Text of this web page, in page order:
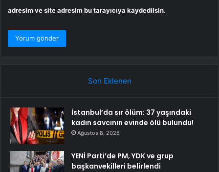
adresim ve site adresim bu tarayıcıya kaydedilsin.
Son Eklenen
İstanbul’da sır ölüm: 37 yaşındaki
kadın savcının evinde ölü bulundu!
Ağustos 8, 2026
YENİ Parti’de PM, YDK ve grup
başkanvekilleri belirlendi